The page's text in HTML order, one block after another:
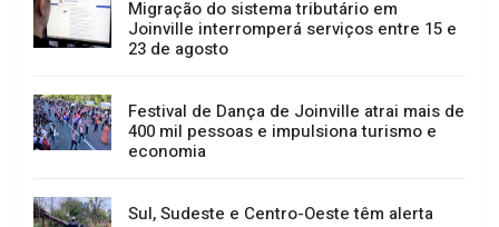
Passeio guiado, música e teatro: confira a
agenda cultural de Joinville
Migração do sistema tributário em
Joinville interromperá serviços entre 15 e
23 de agosto
Festival de Dança de Joinville atrai mais de